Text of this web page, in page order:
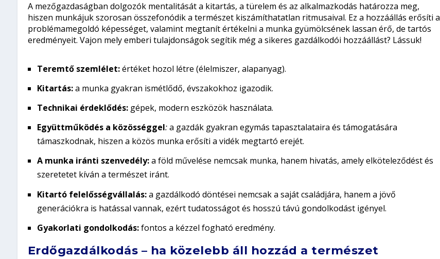
A mezőgazdaságban dolgozók mentalitását a kitartás, a türelem és az alkalmazkodás határozza meg,
hiszen munkájuk szorosan összefonódik a természet kiszámíthatatlan ritmusaival. Ez a hozzáállás erősíti a
problémamegoldó képességet, valamint megtanít értékelni a munka gyümölcsének lassan érő, de tartós
eredményeit. Vajon mely emberi tulajdonságok segítik még a sikeres gazdálkodói hozzáállást? Lássuk!
Teremtő szemlélet:értéket hozol létre (élelmiszer, alapanyag).
Kitartás:a munka gyakran ismétlődő, évszakokhoz igazodik.
Technikai érdeklődés:gépek, modern eszközök használata.
Együttműködés a közösséggel:a gazdák gyakran egymás tapasztalataira és támogatására
támaszkodnak, hiszen a közös munka erősíti a vidék megtartó erejét.
A munka iránti szenvedély:a föld művelése nemcsak munka, hanem hivatás, amely elköteleződést és
szeretetet kíván a természet iránt.
Kitartó felelősségvállalás:a gazdálkodó döntései nemcsak a saját családjára, hanem a jövő
generációkra is hatással vannak, ezért tudatosságot és hosszú távú gondolkodást igényel.
Gyakorlati gondolkodás:fontos a kézzel fogható eredmény.
Erdőgazdálkodás – ha közelebb áll hozzád a természet